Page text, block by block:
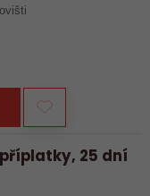
25 dní